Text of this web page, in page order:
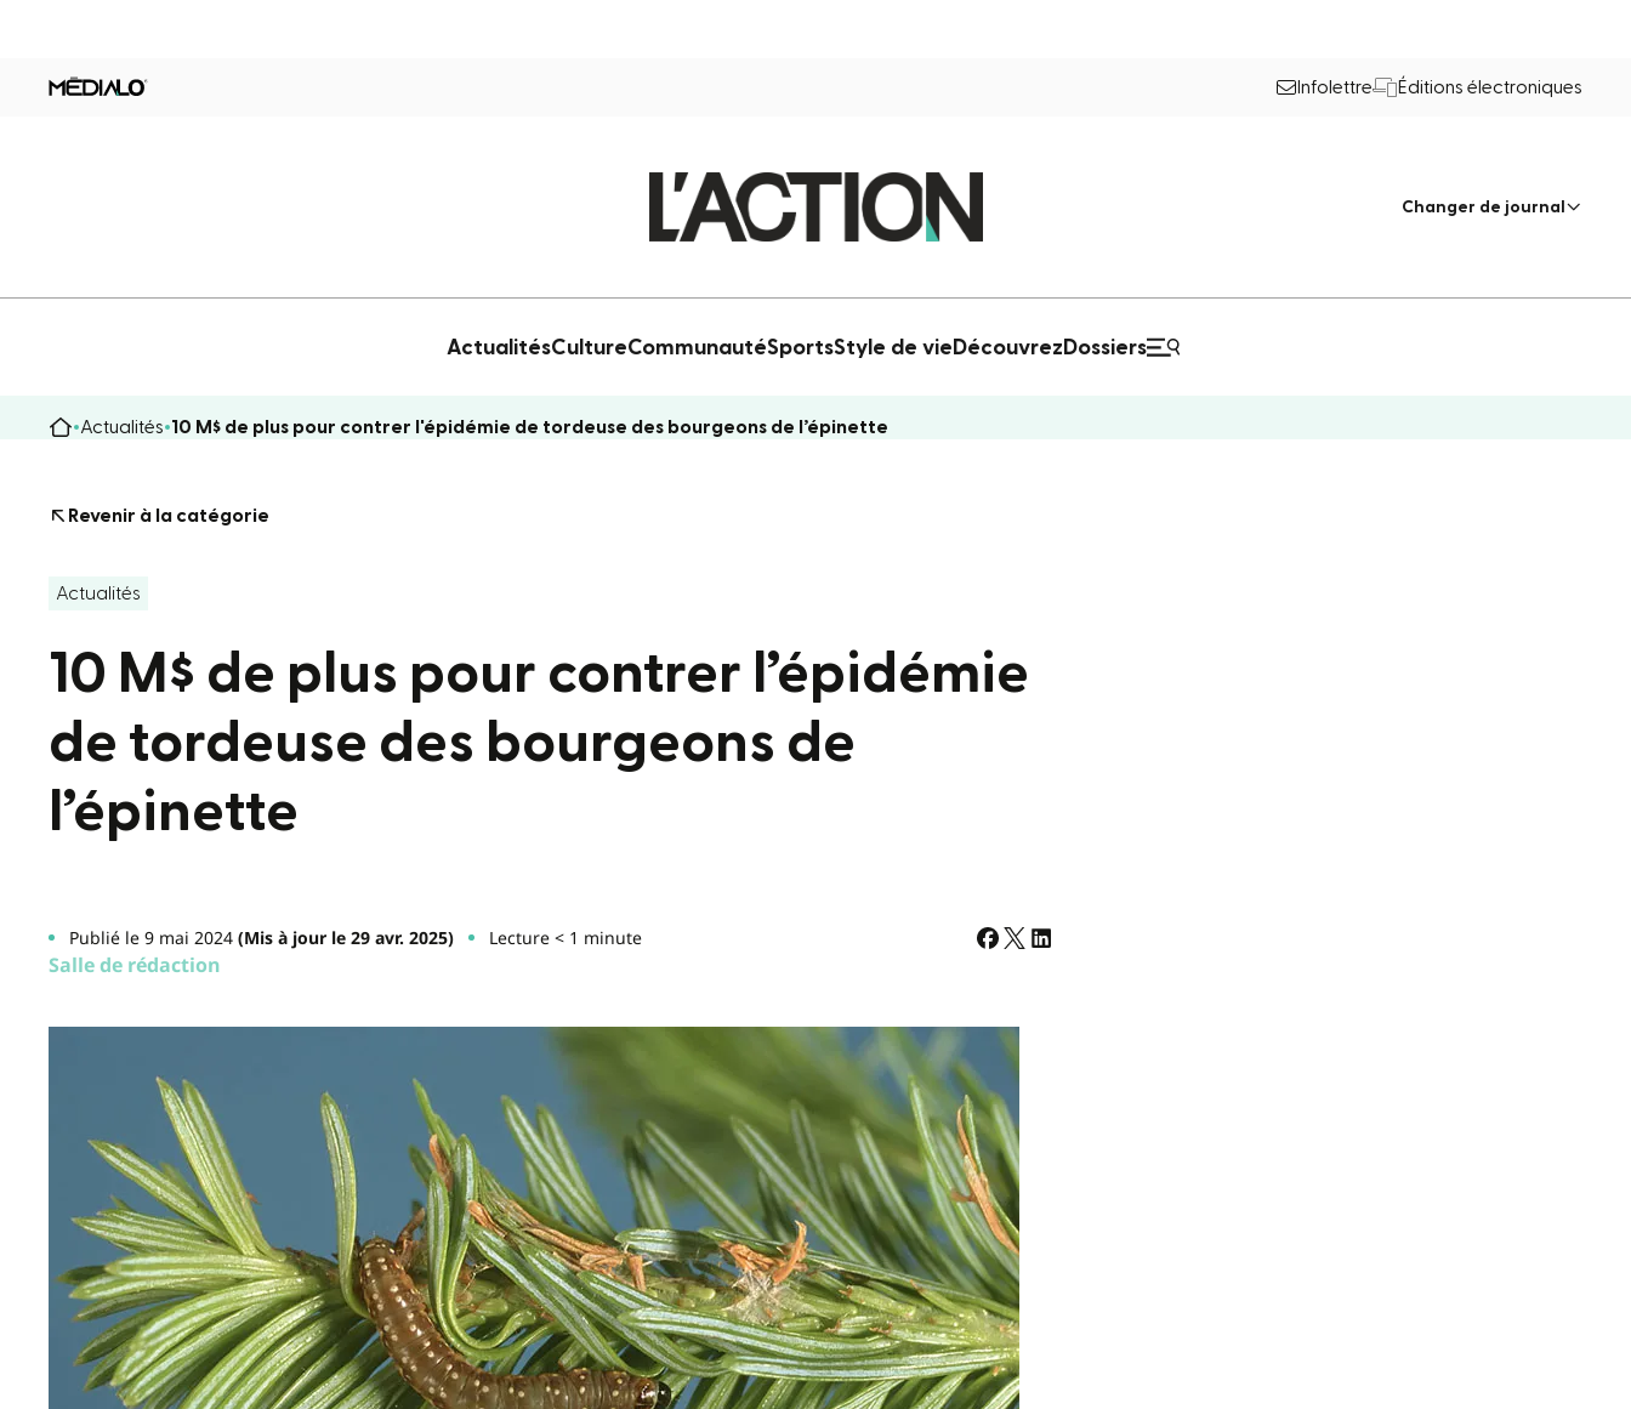
Infolettre Éditions électroniques
Changer de journal
ActualitésCultureCommunautéSportsStyle de vie Découvrez Dossiers
Actualités 10 M$ de plus pour contrer l'épidémie de tordeuse des bourgeons de l’épinette
Revenir à la catégorie
Actualités
10 M$ de plus pour contrer l’épidémie
de tordeuse des bourgeons de
l’épinette
Publié le 9 mai 2024(Mis à jour le 29 avr. 2025) Lecture < 1 minute
Salle de rédaction